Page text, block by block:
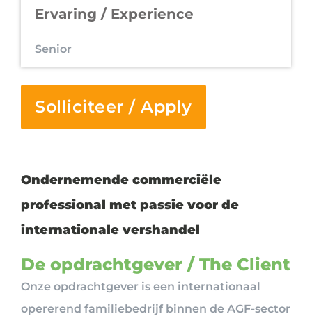
Ervaring / Experience
Senior
Solliciteer / Apply
Ondernemende commerciële
professional met passie voor de
internationale vershandel
De opdrachtgever / The Client
Onze opdrachtgever is een internationaal
opererend familiebedrijf binnen de AGF-sector